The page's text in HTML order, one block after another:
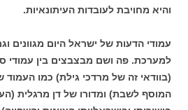
והיא מחויבת לעובדות העיתונאיות.
עמודי הדעות של ישראל היום מגוונים
למערכת. פה ושם מבצבצים בין עמודי
(בוודאי זה של מרדכי גילת) כמו העמוד
המוסף לשבת) ומדורו של דן מרגלית